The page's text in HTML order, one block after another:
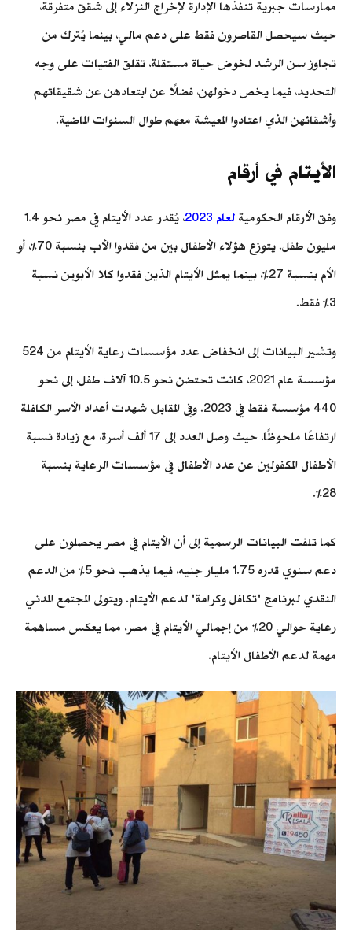
ممارسات جبرية تنفذها الإدارة لإخراج النزلاء إلى شقق متفرقة،
حيث سيحصل القاصرون فقط على دعم مالي، بينما يُترك من
تجاوز سن الرشد لخوض حياة مستقلة، تقلق الفتيات على وجه
التحديد، فيما يخص دخولهن، فضلًا عن ابتعادهن عن شقيقاتهم
وأشقائهن الذي اعتادوا المعيشة معهم طوال السنوات الماضية.
الأيتام في أرقام
وفق الأرقام الحكومية لعام 2023
، يُقدر عدد الأيتام في مصر نحو 1.4
مليون طفل. يتوزع هؤلاء الأطفال بين من فقدوا الأب بنسبة 70%، أو
الأم بنسبة 27%، بينما يمثل الأيتام الذين فقدوا كلا الأبوين نسبة
3% فقط.
وتشير البيانات إلى انخفاض عدد مؤسسات رعاية الأيتام من 524
مؤسسة عام 2021، كانت تحتضن نحو 10.5 آلاف طفل، إلى نحو
440 مؤسسة فقط في 2023. وفي المقابل، شهدت أعداد الأسر الكافلة
ارتفاعًا ملحوظًا، حيث وصل العدد إلى 17 ألف أسرة، مع زيادة نسبة
الأطفال المكفولين عن عدد الأطفال في مؤسسات الرعاية بنسبة
28%.
كما تلفت البيانات الرسمية إلى أن الأيتام في مصر يحصلون على
دعم سنوي قدره 1.75 مليار جنيه، فيما يذهب نحو 5% من الدعم
النقدي لبرنامج "تكافل وكرامة" لدعم الأيتام. ويتولى المجتمع المدني
رعاية حوالي 20% من إجمالي الأيتام في مصر، مما يعكس مساهمة
مهمة لدعم الأطفال الأيتام.